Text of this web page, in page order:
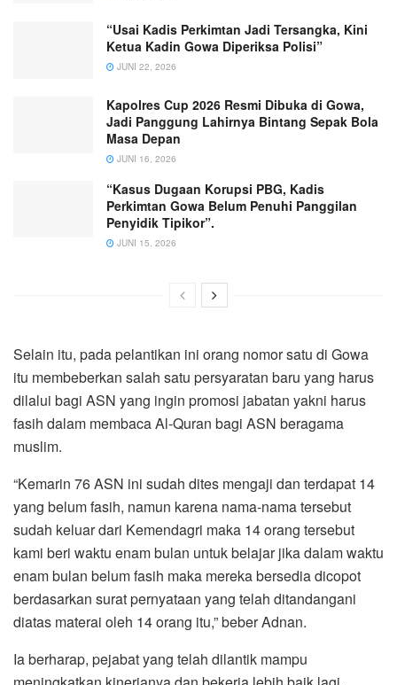
“Usai Kadis Perkimtan Jadi Tersangka, Kini
Ketua Kadin Gowa Diperiksa Polisi”
JUNI 22, 2026
Kapolres Cup 2026 Resmi Dibuka di Gowa,
Jadi Panggung Lahirnya Bintang Sepak Bola
Masa Depan
JUNI 16, 2026
“Kasus Dugaan Korupsi PBG, Kadis
Perkimtan Gowa Belum Penuhi Panggilan
Penyidik Tipikor”.
JUNI 15, 2026
Selain itu, pada pelantikan ini orang nomor satu di Gowa
itu membeberkan salah satu persyaratan baru yang harus
dilalui bagi ASN yang ingin promosi jabatan yakni harus
fasih dalam membaca Al-Quran bagi ASN beragama
muslim.
“Kemarin 76 ASN ini sudah dites mengaji dan terdapat 14
yang belum fasih, namun karena nama-nama tersebut
sudah keluar dari Kemendagri maka 14 orang tersebut
kami beri waktu enam bulan untuk belajar jika dalam waktu
enam bulan belum fasih maka mereka bersedia dicopot
berdasarkan surat pernyataan yang telah ditandangani
diatas materai oleh 14 orang itu,” beber Adnan.
Ia berharap, pejabat yang telah dilantik mampu